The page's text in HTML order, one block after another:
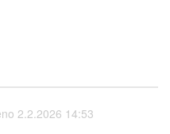
2.2.2026 14:53